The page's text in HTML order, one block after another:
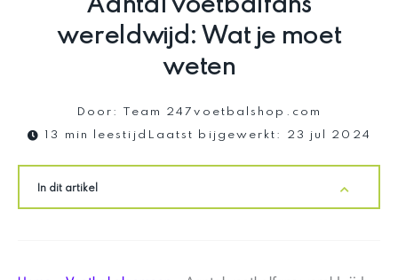
Aantal voetbalfans
wereldwijd: Wat je moet
weten
Door:
Team 247voetbalshop.com
13 min leestijd Laatst bijgewerkt: 23 jul 2024
In dit artikel